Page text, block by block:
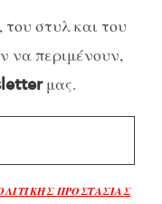
στυλ και του
να περιμένουν,
μας.
ΠΡΟΣΤΑΣΙΑΣ